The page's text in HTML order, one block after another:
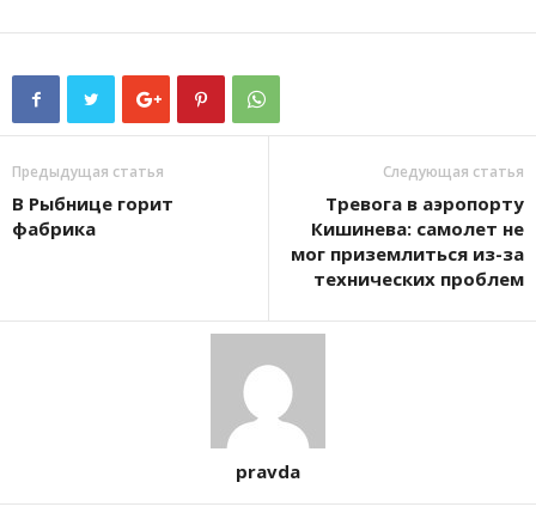
Предыдущая статья
В Рыбнице горит
фабрика
Следующая статья
Тревога в аэропорту
Кишинева: самолет не
мог приземлиться из-за
технических проблем
pravda